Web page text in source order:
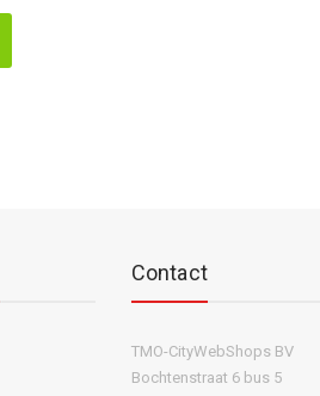
Contact
TMO-CityWebShops BV
Bochtenstraat 6 bus 5